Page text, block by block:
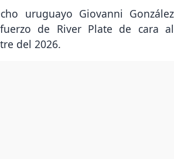
uruguayo Giovanni González
de River Plate de cara al
del 2026.